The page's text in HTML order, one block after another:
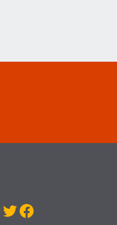
Twitter
Facebook